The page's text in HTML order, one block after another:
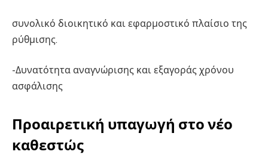
συνολικό διοικητικό και εφαρμοστικό πλαίσιο της
ρύθμισης.
-Δυνατότητα αναγνώρισης και εξαγοράς χρόνου
ασφάλισης
Προαιρετική υπαγωγή στο νέο
καθεστώς